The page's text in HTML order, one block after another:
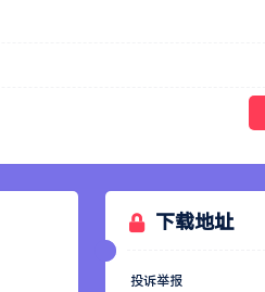
下载地址
投诉举报